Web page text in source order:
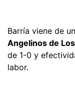
Barría viene de
Angelinos de
de 1-0 y
labor.